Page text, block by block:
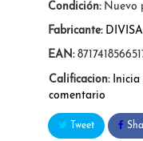
Condición: Nuevo
Fabricante:
EAN:
Calificacion: Inicia
comentario
Tweet